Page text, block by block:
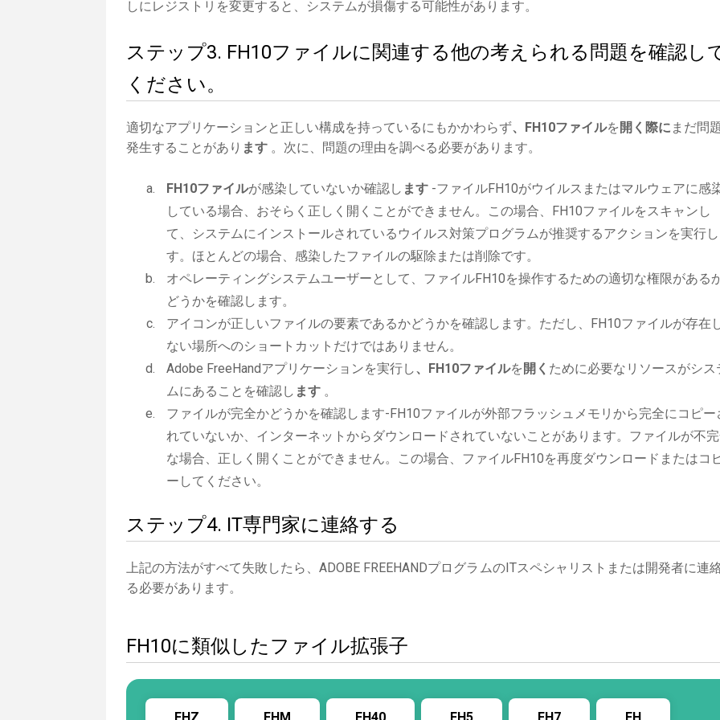
しにレジストリを変更すると、システムが損傷する可能性があります。
ステップ3. FH10ファイルに関連する他の考えられる問題を確認し
ください。
適切なアプリケーションと正しい構成を持っているにもかかわらず、FH10ファイルを 開く際に まだ問
発生することがあり ます 。次に、問題の理由を調べる必要があります。
FH10ファイルが感染していないか確認し ます -ファイルFH10がウイルスまたはマルウェアに感
している場合、おそらく正しく開くことができません。この場合、FH10ファイルをスキャンし
て、システムにインストールされているウイルス対策プログラムが推奨するアクションを実行し
す。ほとんどの場合、感染したファイルの駆除または削除です。
オペレーティングシステムユーザーとして、ファイルFH10を操作するための適切な権限がある
どうかを確認します。
アイコンが正しいファイルの要素であるかどうかを確認します。ただし、FH10ファイルが存在
ない場所へのショートカットだけではありません。
Adobe FreeHandアプリケーションを実行し、FH10ファイルを 開く ために必要なリソースがシス
ムにあることを確認し ます 。
ファイルが完全かどうかを確認します-FH10ファイルが外部フラッシュメモリから完全にコピー
れていないか、インターネットからダウンロードされていないことがあります。ファイルが不
な場合、正しく開くことができません。この場合、ファイルFH10を再度ダウンロードまたはコ
ーしてください。
ステップ4. IT専門家に連絡する
上記の方法がすべて失敗したら、ADOBE FREEHANDプログラムのITスペシャリストまたは開発者に連
る必要があります。
FH10に類似したファイル拡張子